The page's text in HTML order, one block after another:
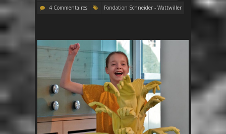
4 Commentaires
Fondation Schneider - Wattwiller